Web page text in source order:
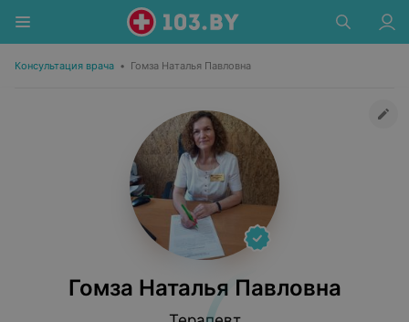
Консультация врача • Гомза Наталья Павловна
Гомза Наталья Павловна